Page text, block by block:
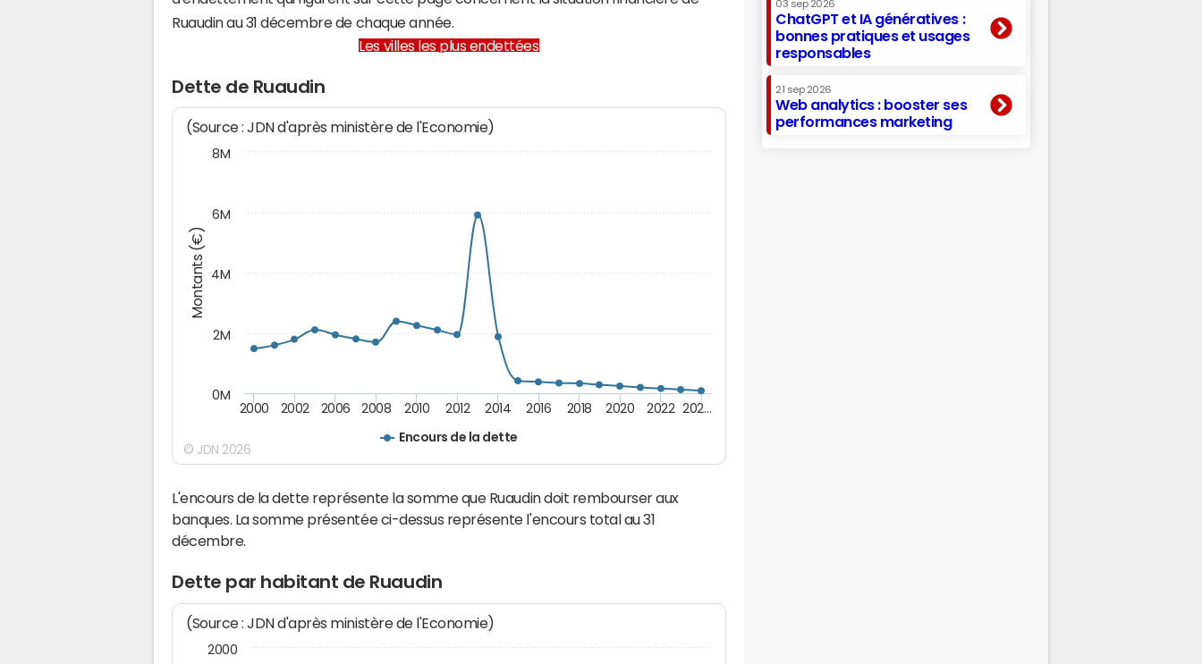
Ruaudin au 31 décembre de chaque année.
Les villes les plus endettées
Dette de Ruaudin
Montants (€)
(Source : JDN d'après ministère de l'Economie)
Encours de la dette
2000 2002 2006 2008 2010 2012 2014 2016 2018 2020 2022 202…
0M
2M
4M
6M
8M
© JDN 2026
L'encours de la dette représente la somme que Ruaudin doit rembourser aux
banques. La somme présentée ci-dessus représente l'encours total au 31
décembre.
Dette par habitant de Ruaudin
(Source : JDN d'après ministère de l'Economie)
2000
03 sep 2026
ChatGPT et IA génératives :
bonnes pratiques et usages
responsables
21 sep 2026
Web analytics : booster ses
performances marketing